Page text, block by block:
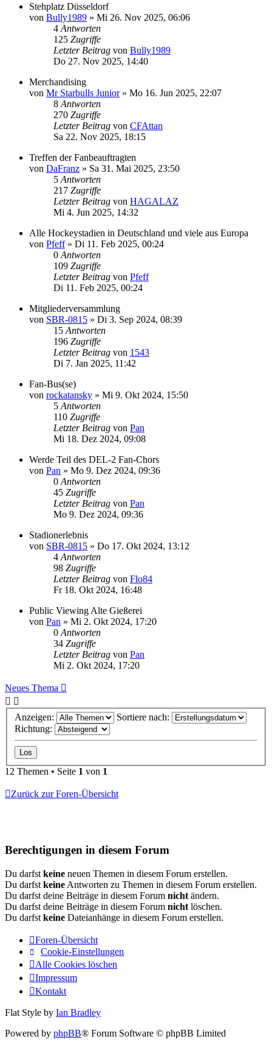
Stehplatz Düsseldorf
von Bully1989 » Mi 26. Nov 2025, 06:06
4 Antworten
125 Zugriffe
Letzter Beitrag von Bully1989
Do 27. Nov 2025, 14:40
Merchandising
von Mr Starbulls Junior» Mo 16. Jun 2025, 22:07
8 Antworten
270 Zugriffe
Letzter Beitrag von CFAttan
Sa 22. Nov 2025, 18:15
Treffen der Fanbeauftragten
von DaFranz » Sa 31. Mai 2025, 23:50
5 Antworten
217 Zugriffe
Letzter Beitrag von HAGALAZ
Mi 4. Jun 2025, 14:32
Alle Hockeystadien in Deutschland und viele aus Europa
von Pfeff» Di 11. Feb 2025, 00:24
0 Antworten
109 Zugriffe
Letzter Beitrag von Pfeff
Di 11. Feb 2025, 00:24
Mitgliederversammlung
von SBR-0815 » Di 3. Sep 2024, 08:39
15 Antworten
196 Zugriffe
Letzter Beitrag von 1543
Di 7. Jan 2025, 11:42
Fan-Bus(se)
von rockatansky » Mi 9. Okt 2024, 15:50
5 Antworten
110 Zugriffe
Letzter Beitrag von Pan
Mi 18. Dez 2024, 09:08
Werde Teil des DEL-2 Fan-Chors
von Pan » Mo 9. Dez 2024, 09:36
0 Antworten
45 Zugriffe
Letzter Beitrag von Pan
Mo 9. Dez 2024, 09:36
Stadionerlebnis
von SBR-0815 » Do 17. Okt 2024, 13:12
4 Antworten
98 Zugriffe
Letzter Beitrag von Flo84
Fr 18. Okt 2024, 16:48
Public Viewing Alte Gießerei
von Pan » Mi 2. Okt 2024, 17:20
0 Antworten
34 Zugriffe
Letzter Beitrag von Pan
Mi 2. Okt 2024, 17:20
Neues Thema
Anzeigen:
Sortiere nach:
Richtung:
12 Themen • Seite 1 von 1
Zurück zur Foren-Übersicht
Berechtigungen in diesem Forum
Du darfst keine neuen Themen in diesem Forum erstellen.
Du darfst keine Antworten zu Themen in diesem Forum erstellen.
Du darfst deine Beiträge in diesem Forum nicht ändern.
Du darfst deine Beiträge in diesem Forum nicht löschen.
Du darfst keine Dateianhänge in diesem Forum erstellen.
Foren-Übersicht
Cookie-Einstellungen
Alle Cookies löschen
Impressum
Kontakt
Flat Style by Ian Bradley
Powered by phpBB® Forum Software © phpBB Limited